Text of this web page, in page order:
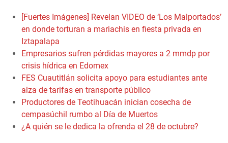
[Fuertes Imágenes] Revelan VIDEO de ‘Los Malportados’
en donde torturan a mariachis en fiesta privada en
Iztapalapa
Empresarios sufren pérdidas mayores a 2 mmdp por
crisis hídrica en Edomex
FES Cuautitlán solicita apoyo para estudiantes ante
alza de tarifas en transporte público
Productores de Teotihuacán inician cosecha de
cempasúchil rumbo al Día de Muertos
¿A quién se le dedica la ofrenda el 28 de octubre?